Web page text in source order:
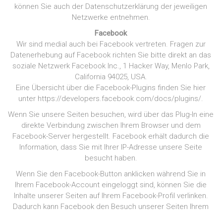
können Sie auch der Datenschutzerklärung der jeweiligen
Netzwerke entnehmen.
Facebook
Wir sind medial auch bei Facebook vertreten. Fragen zur
Datenerhebung auf Facebook richten Sie bitte direkt an das
soziale Netzwerk Facebook Inc., 1 Hacker Way, Menlo Park,
California 94025, USA.
Eine Übersicht über die Facebook-Plugins finden Sie hier
unter https://developers.facebook.com/docs/plugins/.
Wenn Sie unsere Seiten besuchen, wird über das Plug-In eine
direkte Verbindung zwischen Ihrem Browser und dem
Facebook-Server hergestellt. Facebook erhält dadurch die
Information, dass Sie mit Ihrer IP-Adresse unsere Seite
besucht haben.
Wenn Sie den Facebook-Button anklicken während Sie in
Ihrem Facebook-Account eingeloggt sind, können Sie die
Inhalte unserer Seiten auf Ihrem Facebook-Profil verlinken.
Dadurch kann Facebook den Besuch unserer Seiten Ihrem